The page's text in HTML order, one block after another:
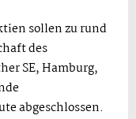
sollen zu rund
des
SE, Hamburg,
abgeschlossen.